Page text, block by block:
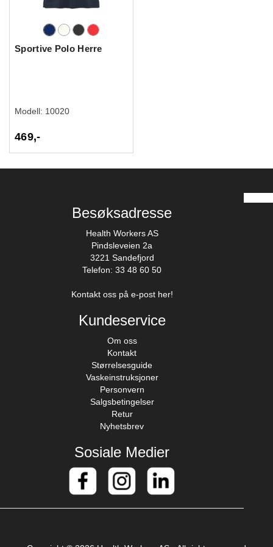
Sportive Polo Herre
Modell: 10020
469,-
Besøksadresse
Health Workers AS
Pindsleveien 2a
3221 Sandefjord
Telefon: 33 48 60 50
Kontakt oss på e-post her!
Kundeservice
Om oss
Kontakt
Størrelsesguide
Vaskeinstruksjoner
Personvern
Salgsbetingelser
Retur
Nyhetsbrev
Sosiale Medier